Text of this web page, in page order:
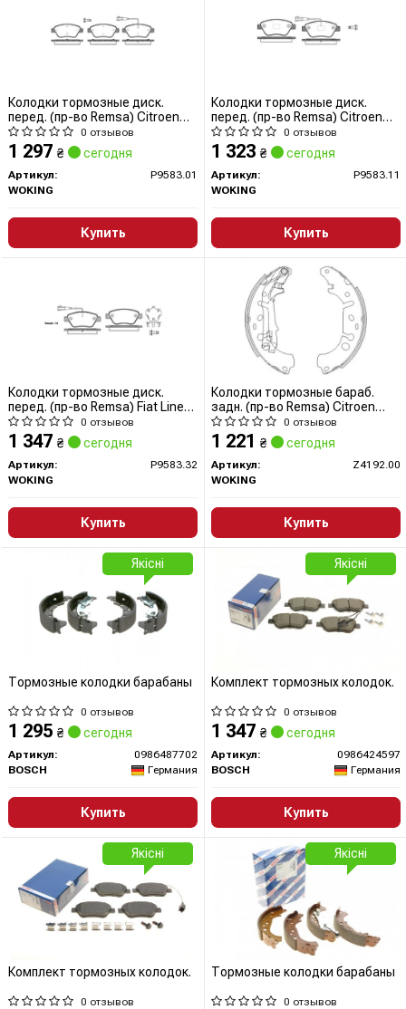
Колодки тормозные диск.
перед. (пр-во Remsa) Citroen
Nemo 1.4 08-,Citroen Nemo 1.4
09- (P9583.01) WOKING
0 отзывов
1 297 ₴ сегодня
Артикул:
P9583.01
WOKING
Купить
Колодки тормозные диск.
перед. (пр-во Remsa) Citroen
Nemo 1.4 08-,Citroen Nemo 1.4
09- (P9583.11) WOKING
0 отзывов
1 323 ₴ сегодня
Артикул:
P9583.11
WOKING
Купить
Колодки тормозные диск.
перед. (пр-во Remsa) Fiat Linea
Punto 500 / Opel Corsa D / PSA
Nemo Bipper 1,3d (P9583.32)
WOKING
0 отзывов
1 347 ₴ сегодня
Артикул:
P9583.32
WOKING
Купить
Колодки тормозные бараб.
задн. (пр-во Remsa) Citroen
Nemo 1.3 08-,Citroen Nemo 1.3
09- (Z4192.00) WOKING
0 отзывов
1 221 ₴ сегодня
Артикул:
Z4192.00
WOKING
Купить
Тормозные колодки барабаны
0 отзывов
1 295 ₴ сегодня
Артикул:
0986487702
BOSCH
Германия
Купить
Якісні
Комплект тормозных колодок.
0 отзывов
1 347 ₴ сегодня
Артикул:
0986424597
BOSCH
Германия
Купить
Якісні
Комплект тормозных колодок.
0 отзывов
Якісні
Тормозные колодки барабаны
0 отзывов
Якісні